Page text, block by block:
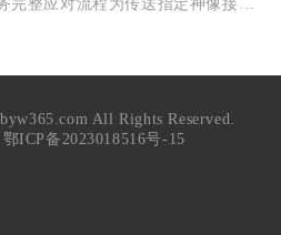
All Rights Reserved.
鄂ICP备2023018516号-15